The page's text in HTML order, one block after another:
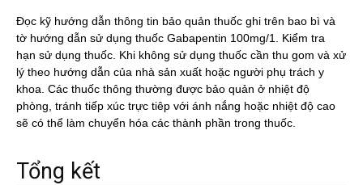
Đọc kỹ hướng dẫn thông tin bảo quản thuốc ghi trên bao bì và
tờ hướng dẫn sử dụng thuốc Gabapentin 100mg/1. Kiểm tra
hạn sử dụng thuốc. Khi không sử dụng thuốc cần thu gom và xử
lý theo hướng dẫn của nhà sản xuất hoặc người phụ trách y
khoa. Các thuốc thông thường được bảo quản ở nhiệt độ
phòng, tránh tiếp xúc trực tiêp với ánh nắng hoặc nhiệt độ cao
sẽ có thể làm chuyển hóa các thành phần trong thuốc.
Tổng kết